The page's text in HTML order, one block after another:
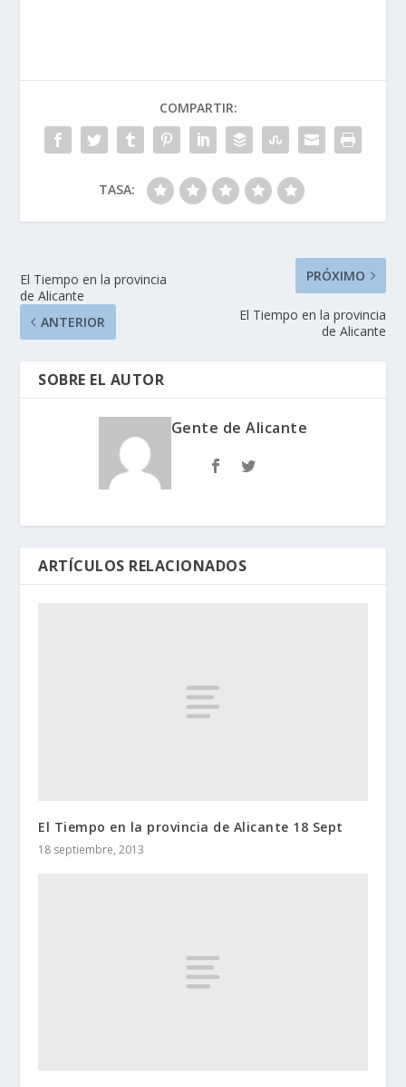
COMPARTIR:
TASA:
El Tiempo en la provincia
de Alicante
ANTERIOR
PRÓXIMO
El Tiempo en la provincia
de Alicante
SOBRE EL AUTOR
Gente de Alicante
ARTÍCULOS RELACIONADOS
El Tiempo en la provincia de Alicante 18 Sept
18 septiembre, 2013